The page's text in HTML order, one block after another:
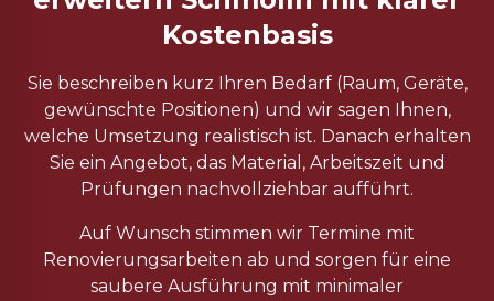
Kostenbasis
Sie beschreiben kurz Ihren Bedarf (Raum, Geräte,
gewünschte Positionen) und wir sagen Ihnen,
welche Umsetzung realistisch ist. Danach erhalten
Sie ein Angebot, das Material, Arbeitszeit und
Prüfungen nachvollziehbar aufführt.
Auf Wunsch stimmen wir Termine mit
Renovierungsarbeiten ab und sorgen für eine
saubere Ausführung mit minimaler